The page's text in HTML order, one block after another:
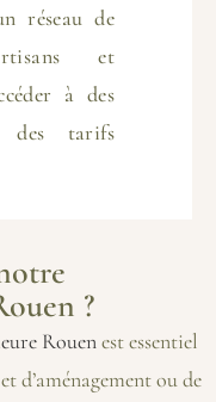
réseau de
et
à des
des tarifs
?
Rouenest essentiel
d’aménagement ou de